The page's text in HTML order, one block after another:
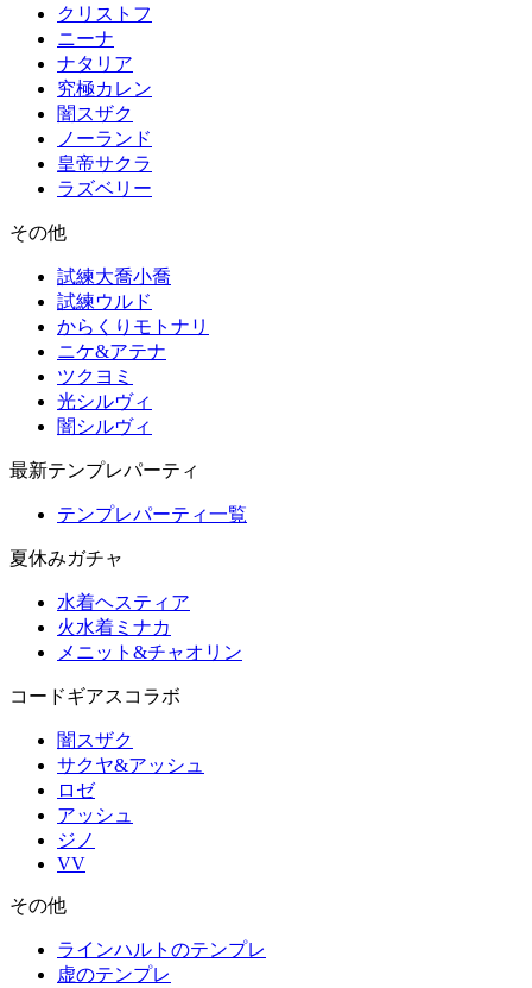
クリストフ
ニーナ
ナタリア
究極カレン
闇スザク
ノーランド
皇帝サクラ
ラズベリー
その他
試練大喬小喬
試練ウルド
からくりモトナリ
ニケ&アテナ
ツクヨミ
光シルヴィ
闇シルヴィ
最新テンプレパーティ
テンプレパーティ一覧
夏休みガチャ
水着ヘスティア
火水着ミナカ
メニット&チャオリン
コードギアスコラボ
闇スザク
サクヤ&アッシュ
ロゼ
アッシュ
ジノ
VV
その他
ラインハルトのテンプレ
虚のテンプレ